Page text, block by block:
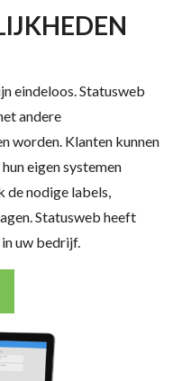
eindeloos. Statusweb
andere
worden. Klanten kunnen
eigen systemen
de nodige labels,
Statusweb heeft
uw bedrijf.